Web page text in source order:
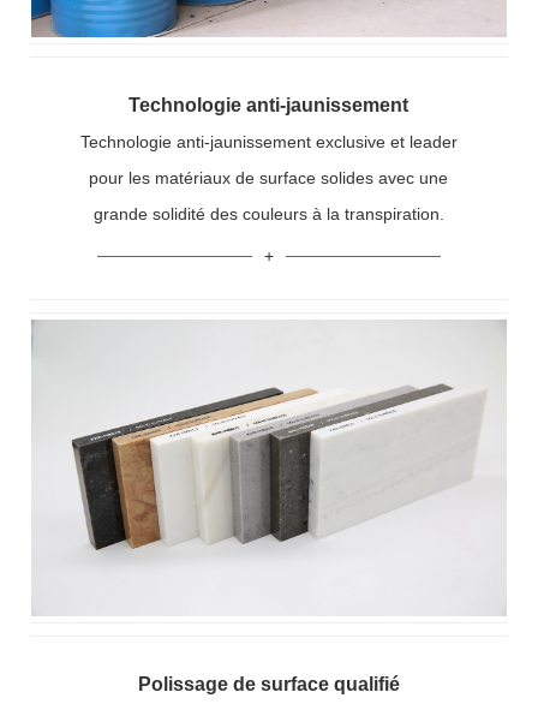
Technologie anti-jaunissement
Technologie anti-jaunissement exclusive et leader
pour les matériaux de surface solides avec une
grande solidité des couleurs à la transpiration.
Polissage de surface qualifié